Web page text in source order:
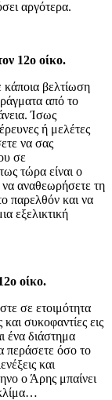
αργότερα.
12ο οίκο.
κάποια βελτίωση
από το
Ίσως
ή μελέτες
να σας
σε
τώρα είναι ο
να αναθεωρήσετε τη
παρελθόν και να
εξελικτική
οίκο.
σε ετοιμότητα
συκοφαντίες εις
ένα διάστημα
περάσετε όσο το
και
ο Άρης μπαίνει